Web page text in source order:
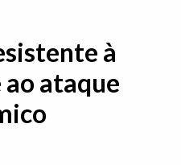
à
ataque